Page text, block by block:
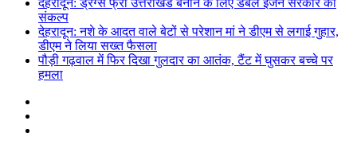
देहरादून: ड्रग्स फ्री उत्तराखंड बनाने के लिए डबल इंजन सरकार का
संकल्प
देहरादून: नशे के आदत वाले बेटों से परेशान मां ने डीएम से लगाई गुहार,
डीएम ने लिया सख्त फैसला
पौड़ी गढ़वाल में फिर दिखा गुलदार का आतंक, टैंट में घुसकर बच्चे पर
हमला